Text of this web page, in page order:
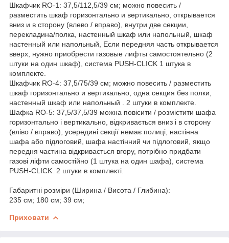
Шкафчик RO-1: 37,5/112,5/39 см; можно повесить /
разместить шкаф горизонтально и вертикально, открывается
вниз и в сторону (влево / вправо), внутри две секции,
перекладина/полка, настенный шкаф или напольный, шкаф
настенный или напольный, Если передняя часть открывается
вверх, нужно приобрести газовые лифты самостоятельно (2
штуки на один шкаф), система PUSH-CLICK 1 штука в
комплекте.
Шкафчик RO-4: 37,5/75/39 см; можно повесить / разместить
шкаф горизонтально и вертикально, одна секция без полки,
настенный шкаф или напольный . 2 штуки в комплекте.
Шафка RO-5: 37,5/37,5/39 можна повісити / розмістити шафа
горизонтально і вертикально, відкривається вниз і в сторону
(вліво / вправо), усередині секції немає полиці, настінна
шафа або підлоговий, шафа настінний чи підлоговий, якщо
передня частина відкривається вгору, потрібно придбати
газові ліфти самостійно (1 штука на один шафа), система
PUSH-CLICK. 2 штуки в комплекті.
Габаритні розміри (Ширина / Висота / Глибина):
235 см; 180 см; 39 см;
Приховати